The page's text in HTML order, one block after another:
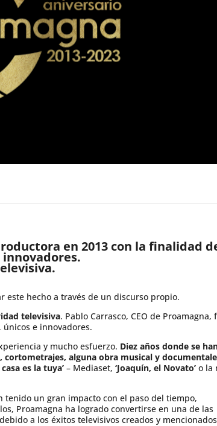
en 2013 con la finalidad
este hecho a través de un discurso propio.
televisiva. Pablo Carrasco, CEO de Proamagna,
e innovadores.
y mucho esfuerzo. Diez años donde se
alguna obra musical y
casa es la tuya’– Mediaset, ‘Joaquín, el Novato’o la
tenido un gran impacto con el paso del tiempo,
Proamagna ha logrado convertirse en una de las
a los éxitos televisivos creados y